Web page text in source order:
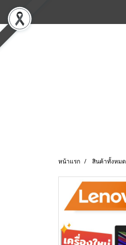
หน้าแรก สินค้าทั้งหมด